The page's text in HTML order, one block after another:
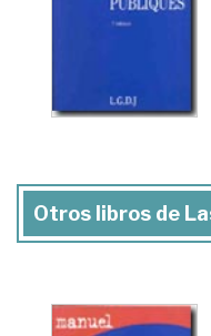
Otros libros de